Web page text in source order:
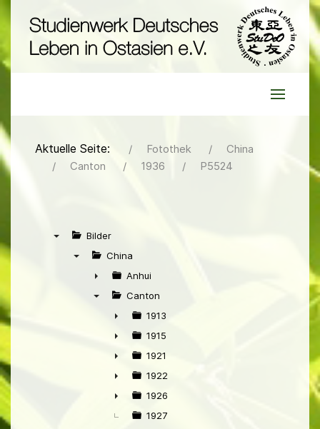
Aktuelle Seite: Fotothek
China
Canton
1936 P5524
Bilder
China
►
Anhui
Canton
►
1913
►
1915
►
1921
►
1922
►
1926
1927